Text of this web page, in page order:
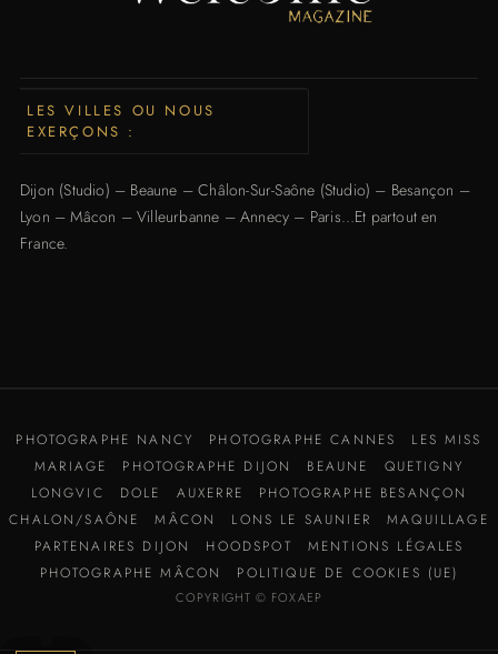
LES VILLES OU NOUS
EXERÇONS :
Dijon (Studio) – Beaune –Châlon-Sur-Saône (Studio) – Besançon –
Lyon –Mâcon –Villeurbanne –Annecy – Paris…Et partout en
France.
PHOTOGRAPHE NANCY PHOTOGRAPHE CANNES
LES MISS
MARIAGE
PHOTOGRAPHE DIJON BEAUNE
QUETIGNY
LONGVIC
DOLE AUXERRE
PHOTOGRAPHE BESANÇON
CHALON/SAÔNE
MÂCON LONS LE SAUNIER
MAQUILLAGE
PARTENAIRES DIJON
HOODSPOT
MENTIONS LÉGALES
PHOTOGRAPHE MÂCON
POLITIQUE DE COOKIES (UE)
COPYRIGHT © FOXAEP